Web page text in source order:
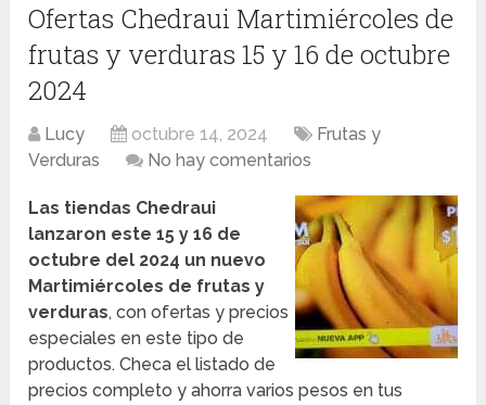
Ofertas Chedraui Martimiércoles de
frutas y verduras 15 y 16 de octubre
2024
Lucy octubre 14, 2024
Frutas y
Verduras
No hay comentarios
Las tiendas Chedraui
lanzaron este 15 y 16 de
octubre del 2024 un nuevo
Martimiércoles de frutas y
verduras, con ofertas y precios
especiales en este tipo de
productos. Checa el listado de
precios completo y ahorra varios pesos en tus